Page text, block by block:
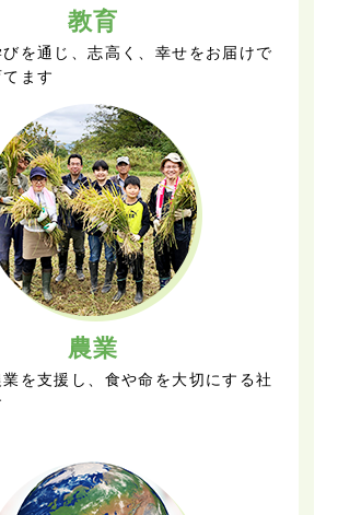
教育
を通じ、志高く、幸せをお届けで
ます
農業
を支援し、食や命を大切にする社